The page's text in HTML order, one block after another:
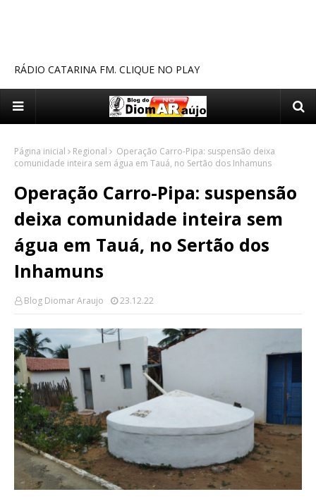
RÁDIO CATARINA FM. CLIQUE NO PLAY
Página inicial Regional
Operação Carro-Pipa: suspensão deixa
comunidade inteira sem água em Tauá, no Sertão dos Inhamuns
Operação Carro-Pipa: suspensão
deixa comunidade inteira sem
água em Tauá, no Sertão dos
Inhamuns
Blog Diomar Araujo 23.12.22